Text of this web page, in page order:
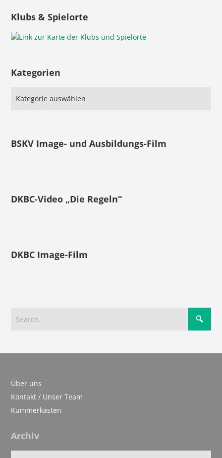
Klubs & Spielorte
Kategorien
BSKV Image- und Ausbildungs-Film
DKBC-Video „Die Regeln“
DKBC Image-Film
Über uns
Kontakt / Unser Team
Kummerkasten
Archiv